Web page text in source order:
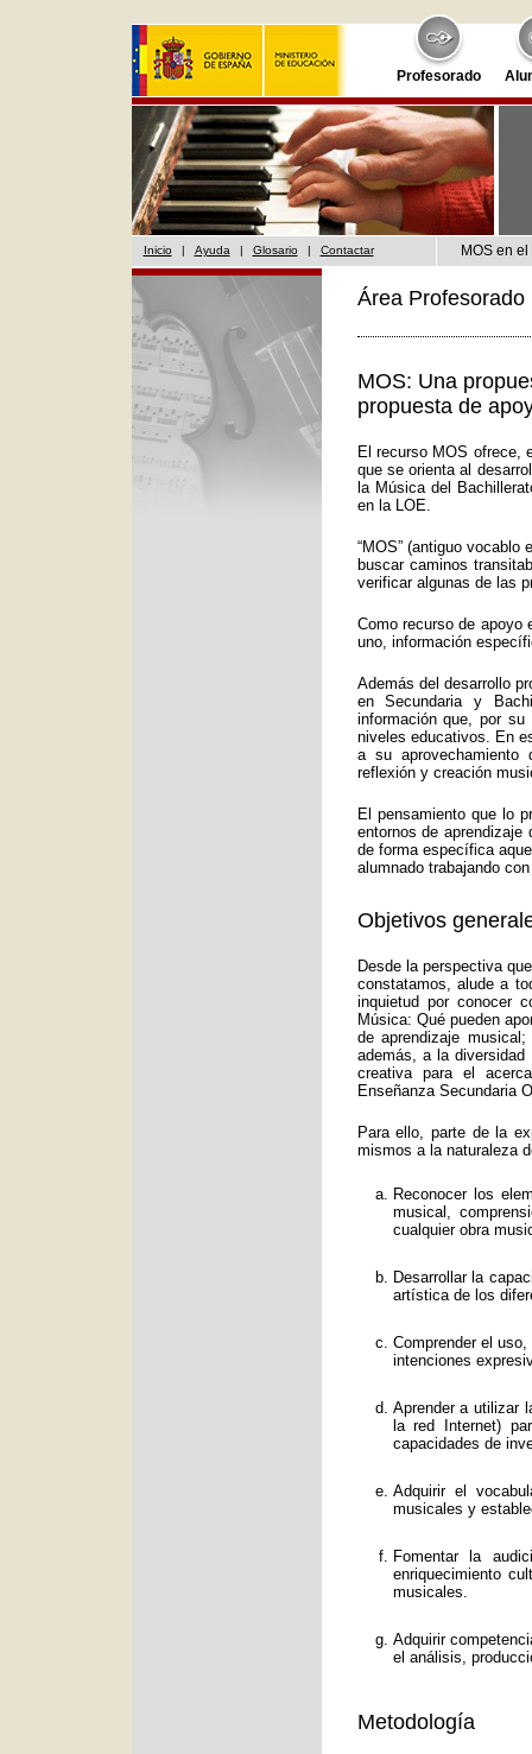
Profesorado
Inicio | Ayuda | Glosario | Contactar MOS en
Área
MOS: Una
propuesta de
El recurso MOS ofrece,
que se orienta al
la Música del
en la LOE.
“MOS” (antiguo
buscar caminos
verificar algunas de las
Como recurso de
uno, información
Además del desarrollo
en Secundaria y
información que, por
niveles educativos. En
a su aprovechamiento
reflexión y creación
El pensamiento que lo
entornos de aprendizaje
de forma específica
alumnado trabajando
Objetivos
Desde la perspectiva
constatamos, alude a
inquietud por conocer
Música: Qué pueden
de aprendizaje
además, a la
creativa para el
Enseñanza Secundaria
Para ello, parte de la
mismos a la naturaleza
Reconocer los
musical,
cualquier obra
Desarrollar la
artística de los
Comprender el
intenciones
Aprender a utilizar
la red Internet)
capacidades de
Adquirir el
musicales y
Fomentar la
enriquecimiento
musicales.
Adquirir
el análisis,
Metodología